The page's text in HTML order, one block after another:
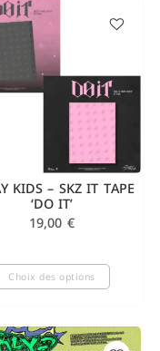
KIDS – SKZ IT TAPE
‘DO IT’
19,00 €
Choix des options